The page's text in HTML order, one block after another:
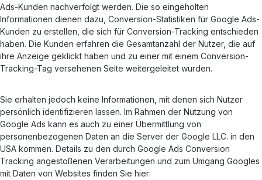
Ads-Kunden nachverfolgt werden. Die so eingeholten
Informationen dienen dazu, Conversion-Statistiken für Google Ads-
Kunden zu erstellen, die sich für Conversion-Tracking entschieden
haben. Die Kunden erfahren die Gesamtanzahl der Nutzer, die auf
ihre Anzeige geklickt haben und zu einer mit einem Conversion-
Tracking-Tag versehenen Seite weitergeleitet wurden.
Sie erhalten jedoch keine Informationen, mit denen sich Nutzer
persönlich identifizieren lassen. Im Rahmen der Nutzung von
Google Ads kann es auch zu einer Übermittlung von
personenbezogenen Daten an die Server der Google LLC. in den
USA kommen. Details zu den durch Google Ads Conversion
Tracking angestoßenen Verarbeitungen und zum Umgang Googles
mit Daten von Websites finden Sie hier: